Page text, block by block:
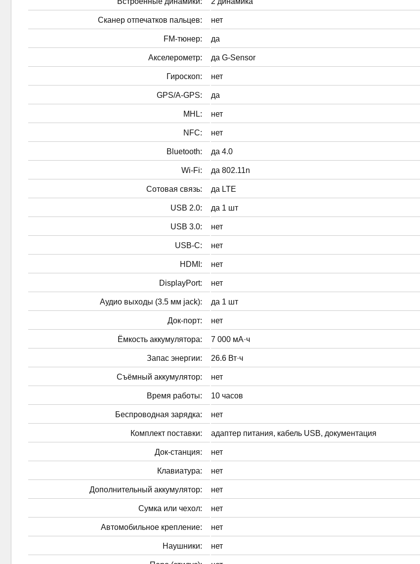
Сканер отпечатков пальцев: нет
FM-тюнер: да
Акселерометр: да G-Sensor
Гироскоп: нет
GPS/A-GPS: да
MHL: нет
NFC: нет
Bluetooth: да 4.0
Wi-Fi: да 802.11n
Сотовая связь: да LTE
USB 2.0: да 1 шт
USB 3.0: нет
USB-C: нет
HDMI: нет
DisplayPort: нет
Аудио выходы (3.5 мм jack): да 1 шт
Док-порт: нет
Ёмкость аккумулятора: 7 000 мА·ч
Запас энергии: 26.6 Вт·ч
Cъёмный аккумулятор: нет
Время работы: 10 часов
Беспроводная зарядка: нет
Комплект поставки: адаптер питания, кабель USB, документация
Док-станция: нет
Клавиатура: нет
Дополнительный аккумулятор: нет
Сумка или чехол: нет
Автомобильное крепление: нет
Наушники: нет